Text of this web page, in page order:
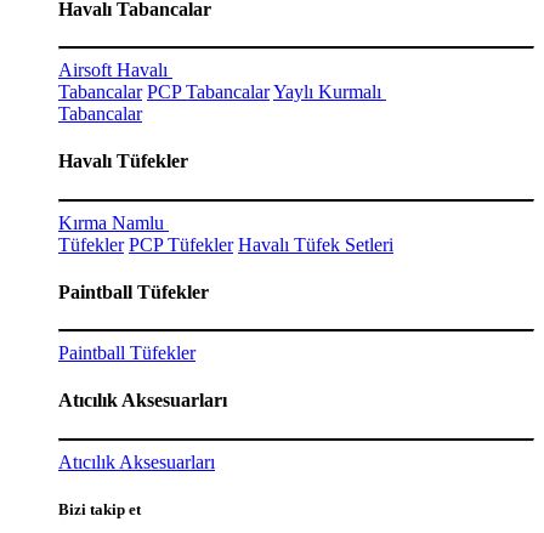
Havalı Tabancalar
Airsoft Havalı
Tabancalar PCP TabancalarYaylı Kurmalı
Tabancalar
Havalı Tüfekler
Kırma Namlu
Tüfekler PCP Tüfekler Havalı Tüfek Setleri
Paintball Tüfekler
Paintball Tüfekler
Atıcılık Aksesuarları
Atıcılık Aksesuarları
Bizi takip et